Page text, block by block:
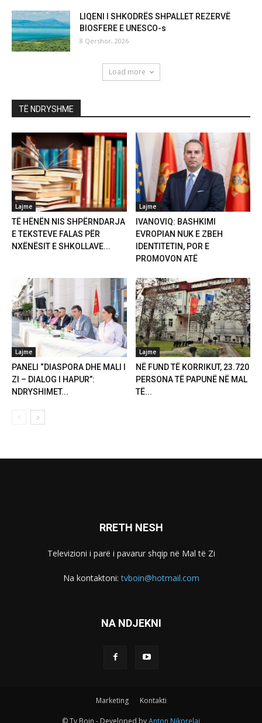
LIQENI I SHKODRËS SHPALLET REZERVË
BIOSFERE E UNESCO-s
8 Qershor, 2026
Load more
TË NDRYSHME
Lajme
TË HËNËN NIS SHPËRNDARJA
E TEKSTEVE FALAS PËR
NXËNËSIT E SHKOLLAVE...
Lajme
IVANOVIQ: BASHKIMI
EVROPIAN NUK E ZBEH
IDENTITETIN, POR E
PROMOVON ATË
Lajme
PANELI “DIASPORA DHE MALI I
ZI – DIALOG I HAPUR”:
NDRYSHIMET...
Lajme
NË FUND TË KORRIKUT, 23.720
PERSONA TË PAPUNË NË MAL
TË...
RRETH NESH
Televizioni i parë i pavarur shqip në Mal të Zi
Na kontaktoni:tvboin@hotmail.com
NA NDJEKNI
Marketing Kontakti